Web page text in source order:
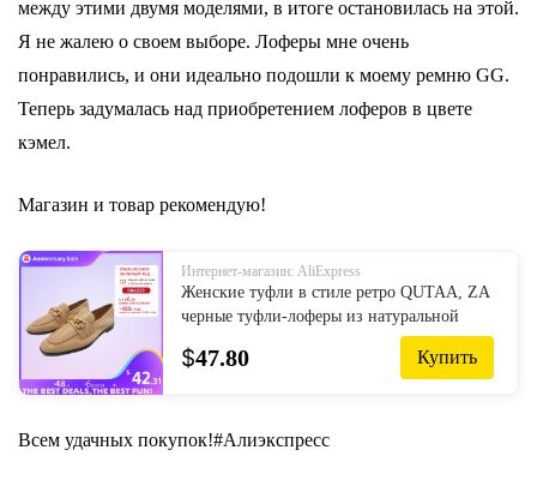
между этими двумя моделями, в итоге остановилась на этой.
Я не жалею о своем выборе. Лоферы мне очень
понравились, и они идеально подошли к моему ремню GG.
Теперь задумалась над приобретением лоферов в цвете
кэмел.
Магазин и товар рекомендую!
Интернет-магазин: AliExpress
Женские туфли в стиле ретро QUTAA, ZA
черные туфли-лоферы из натуральной
кожи, на низком каблуке, с круглым
носком, офисные туфли, размеры 34-43,
$47.80 Купить
Всем удачных покупок!#Алиэкспресс